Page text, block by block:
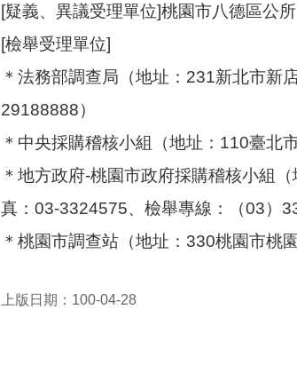
[疑義、異議受理單位]桃園市八德區公所
[檢舉受理單位]
＊法務部調查局（地址：231新北市
29188888）
＊中央採購稽核小組（地址：110臺
＊地方政府-桃園市政府採購稽核小組
真：03-3324575、檢舉專線：（03）
＊桃園市調查站（地址：330桃園市桃
上版日期：100-04-28